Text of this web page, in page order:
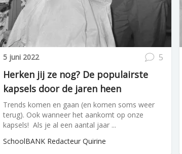
5 juni 2022 5
Herken jij ze nog? De populairste
kapsels door de jaren heen
Trends komen en gaan (en komen soms weer
terug). Ook wanneer het aankomt op onze
kapsels! Als je al een aantal jaar ...
SchoolBANK Redacteur Quirine